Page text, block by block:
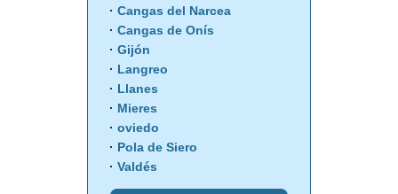
Cangas del Narcea
Cangas de Onís
Gijón
Langreo
Llanes
Mieres
oviedo
Pola de Siero
Valdés